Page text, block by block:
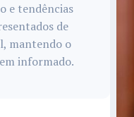
e tendências
de
mantendo o
informado.